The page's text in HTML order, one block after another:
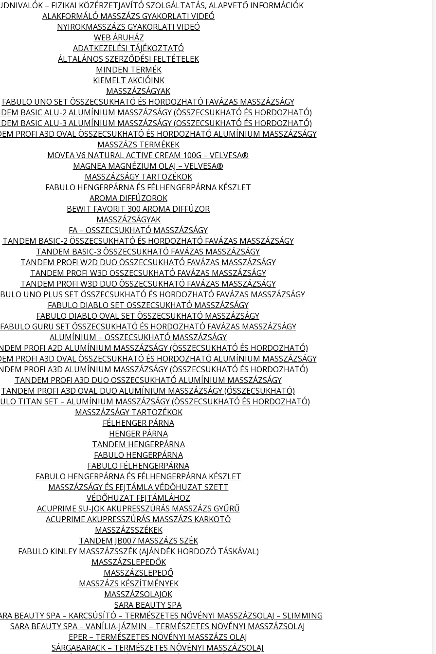
– FIZIKAI KÖZÉRZETJAVÍTÓ SZOLGÁLTATÁS, ALAPVETŐ INFORMÁCIÓK
ALAKFORMÁLÓ MASSZÁZS GYAKORLATI VIDEÓ
NYIROKMASSZÁZS GYAKORLATI VIDEÓ
WEB ÁRUHÁZ
ADATKEZELÉSI TÁJÉKOZTATÓ
ÁLTALÁNOS SZERZŐDÉSI FELTÉTELEK
MINDEN TERMÉK
KIEMELT AKCIÓINK
MASSZÁZSÁGYAK
FABULO UNO SET ÖSSZECSUKHATÓ ÉS HORDOZHATÓ FAVÁZAS MASSZÁZSÁGY
BASIC ALU-2 ALUMÍNIUM MASSZÁZSÁGY (ÖSSZECSUKHATÓ ÉS HORDOZHATÓ)
BASIC ALU-3 ALUMÍNIUM MASSZÁZSÁGY (ÖSSZECSUKHATÓ ÉS HORDOZHATÓ)
PROFI A3D OVAL ÖSSZECSUKHATÓ ÉS HORDOZHATÓ ALUMÍNIUM MASSZÁZSÁGY
MASSZÁZS TERMÉKEK
MOVEA V6 NATURAL ACTIVE CREAM 100G – VELVESA®
MAGNEA MAGNÉZIUM OLAJ – VELVESA®
MASSZÁZSÁGY TARTOZÉKOK
FABULO HENGERPÁRNA ÉS FÉLHENGERPÁRNA KÉSZLET
AROMA DIFFÚZOROK
BEWIT FAVORIT 300 AROMA DIFFÚZOR
MASSZÁZSÁGYAK
FA – ÖSSZECSUKHATÓ MASSZÁZSÁGY
TANDEM BASIC-2 ÖSSZECSUKHATÓ ÉS HORDOZHATÓ FAVÁZAS MASSZÁZSÁGY
TANDEM BASIC-3 ÖSSZECSUKHATÓ FAVÁZAS MASSZÁZSÁGY
TANDEM PROFI W2D DUO ÖSSZECSUKHATÓ FAVÁZAS MASSZÁZSÁGY
TANDEM PROFI W3D ÖSSZECSUKHATÓ FAVÁZAS MASSZÁZSÁGY
TANDEM PROFI W3D DUO ÖSSZECSUKHATÓ FAVÁZAS MASSZÁZSÁGY
UNO PLUS SET ÖSSZECSUKHATÓ ÉS HORDOZHATÓ FAVÁZAS MASSZÁZSÁGY
FABULO DIABLO SET ÖSSZECSUKHATÓ MASSZÁZSÁGY
FABULO DIABLO OVAL SET ÖSSZECSUKHATÓ MASSZÁZSÁGY
FABULO GURU SET ÖSSZECSUKHATÓ ÉS HORDOZHATÓ FAVÁZAS MASSZÁZSÁGY
ALUMÍNIUM – ÖSSZECSUKHATÓ MASSZÁZSÁGY
PROFI A2D ALUMÍNIUM MASSZÁZSÁGY (ÖSSZECSUKHATÓ ÉS HORDOZHATÓ)
PROFI A3D OVAL ÖSSZECSUKHATÓ ÉS HORDOZHATÓ ALUMÍNIUM MASSZÁZSÁGY
PROFI A3D ALUMÍNIUM MASSZÁZSÁGY (ÖSSZECSUKHATÓ ÉS HORDOZHATÓ)
TANDEM PROFI A3D DUO ÖSSZECSUKHATÓ ALUMÍNIUM MASSZÁZSÁGY
TANDEM PROFI A3D OVAL DUO ALUMÍNIUM MASSZÁZSÁGY (ÖSSZECSUKHATÓ)
TITAN SET – ALUMÍNIUM MASSZÁZSÁGY (ÖSSZECSUKHATÓ ÉS HORDOZHATÓ)
MASSZÁZSÁGY TARTOZÉKOK
FÉLHENGER PÁRNA
HENGER PÁRNA
TANDEM HENGERPÁRNA
FABULO HENGERPÁRNA
FABULO FÉLHENGERPÁRNA
FABULO HENGERPÁRNA ÉS FÉLHENGERPÁRNA KÉSZLET
MASSZÁZSÁGY ÉS FEJTÁMLA VÉDŐHUZAT SZETT
VÉDŐHUZAT FEJTÁMLÁHOZ
ACUPRIME SU-JOK AKUPRESSZÚRÁS MASSZÁZS GYŰRŰ
ACUPRIME AKUPRESSZÚRÁS MASSZÁZS KARKÖTŐ
MASSZÁZSSZÉKEK
TANDEM JB007 MASSZÁZS SZÉK
FABULO KINLEY MASSZÁZSSZÉK (AJÁNDÉK HORDOZÓ TÁSKÁVAL)
MASSZÁZSLEPEDŐK
MASSZÁZSLEPEDŐ
MASSZÁZS KÉSZÍTMÉNYEK
MASSZÁZSOLAJOK
SARA BEAUTY SPA
BEAUTY SPA – KARCSÚSÍTÓ – TERMÉSZETES NÖVÉNYI MASSZÁZSOLAJ – SLIMMING
SARA BEAUTY SPA – VANÍLIA-JÁZMIN – TERMÉSZETES NÖVÉNYI MASSZÁZSOLAJ
EPER – TERMÉSZETES NÖVÉNYI MASSZÁZS OLAJ
SÁRGABARACK – TERMÉSZETES NÖVÉNYI MASSZÁZSOLAJ